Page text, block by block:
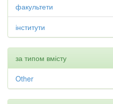
факультети
інститути
за типом вмісту
Other